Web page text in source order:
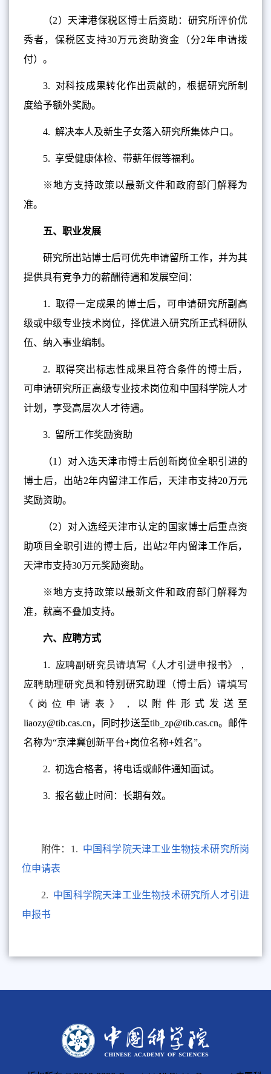
（2）天津港保税区博士后资助：研究所评价优
秀者，保税区支持30万元资助资金（分2年申请拨
付）。
3.
对科技成果转化作出贡献的，根据研究所制
度给予额外奖励。
4. 解决本人及新生子女落入研究所集体户口。
5. 享受健康体检、带薪年假等福利。
※地方支持政策以最新文件和政府部门解释为
准。
五、职业发展
研究所出站博士后可优先申请留所工作，并为其
提供具有竞争力的薪酬待遇和发展空间：
1. 取得一定成果的博士后，可申请研究所副高
级或中级专业技术岗位，择优进入研究所正式科研队
伍、纳入事业编制。
2. 取得突出标志性成果且符合条件的博士后，
可申请研究所正高级专业技术岗位和中国科学院人才
计划，享受高层次人才待遇。
3. 留所工作奖励资助
（1）对入选天津市博士后创新岗位全职引进的
博士后，出站2年内留津工作后，天津市支持20万元
奖励资助。
（2）对入选经天津市认定的国家博士后重点资
助项目全职引进的博士后，出站2年内留津工作后，
天津市支持30万元奖励资助。
※地方支持政策以最新文件和政府部门解释为
准，就高不叠加支持。
六、应聘方式
1.
应聘副研究员请填写《人才引进申报书》，
应聘助理研究员和特别研究助理（博士后）请填写
《岗位申请表》， 以附件形式发送至
liaozy@tib.cas.cn，同时抄送至tib_zp@tib.cas.cn。邮件
名称为“京津冀创新平台+岗位名称+姓名”。
2. 初选合格者，将电话或邮件通知面试。
3. 报名截止时间：长期有效。
附件：1. 中国科学院天津工业生物技术研究所岗
位申请表
2. 中国科学院天津工业生物技术研究所人才引进
申报书